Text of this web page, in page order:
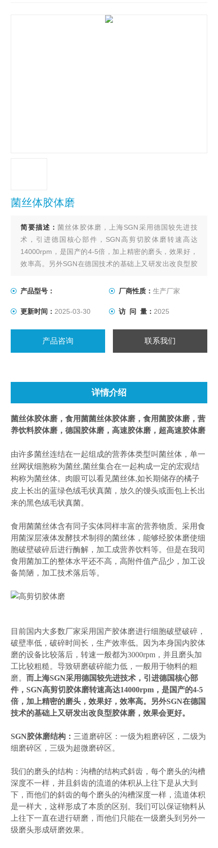
菌丝体胶体磨
简要描述：菌丝体胶体磨，上海SGN采用德国较先进技
术，引进德国核心部件，SGN高剪切胶体磨转速高达
14000rpm，是国产的4-5倍，加上精密的磨头，效果好，
效率高。另外SGN在德国技术的基础上又研发出改良型胶
产品型号：
厂商性质： 生产厂家
更新时间： 2025-03-30 访 问 量： 2025
产品咨询 联系我们
详情介绍
菌丝体胶体磨，食用菌菌丝体胶体磨，食用菌胶体磨，营
养饮料胶体磨，德国胶体磨，高速胶体磨，超高速胶体磨
由许多菌丝连结在一起组成的营养体类型叫菌丝体，单一
丝网状细胞称为菌丝,菌丝集合在一起构成一定的宏观结
构称为菌丝体。肉眼可以看见菌丝体,如长期储存的橘子
皮上长出的蓝绿色绒毛状真菌，放久的馒头或面包上长出
来的黑色绒毛状真菌。
食用菌菌丝体含有同子实体同样丰富的营养物质。采用食
用菌深层液体发酵技术制得的菌丝体，能够经胶体磨使细
胞破壁破碎后进行酶解，加工成营养饮料等。但是在我司
食用菌加工的整体水平还不高，高附件值产品少，加工设
备简陋，加工技术落后等。
目前国内大多数厂家采用国产胶体磨进行细胞破壁破碎，
破壁率低，破碎时间长，生产效率低。因为本身国内胶体
磨的设备比较落后，转速一般都为3000rpm，并且磨头加
工比较粗糙。导致研磨破碎能力低，一般用于物料的粗
磨。而上海SGN采用德国较先进技术，引进德国核心部
件，SGN高剪切胶体磨转速高达14000rpm，是国产的4-5
倍，加上精密的磨头，效果好，效率高。另外SGN在德国
技术的基础上又研发出改良型胶体磨，效果会更好。
SGN胶体磨结构： 三道磨碎区：一级为粗磨碎区，二级为
细磨碎区，三级为超微磨碎区。
我们的磨头的结构：沟槽的结构式斜齿，每个磨头的沟槽
深度不一样，并且斜齿的流道的体积从上往下是从大到
下，而他们的斜齿的每个磨头的沟槽深度一样，流道体积
是一样大，这样形成了本质的区别。我们可以保证物料从
上往下一直在进行研磨，而他们只能在一级磨头到另外一
级磨头形成研磨效果。